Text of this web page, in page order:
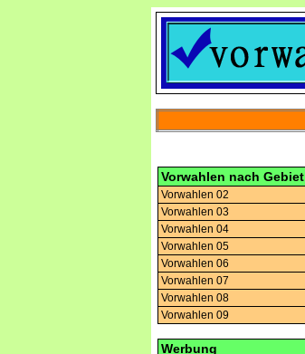
Vorwahlen nach Gebiet
Vorwahlen 02
Vorwahlen 03
Vorwahlen 04
Vorwahlen 05
Vorwahlen 06
Vorwahlen 07
Vorwahlen 08
Vorwahlen 09
Werbung